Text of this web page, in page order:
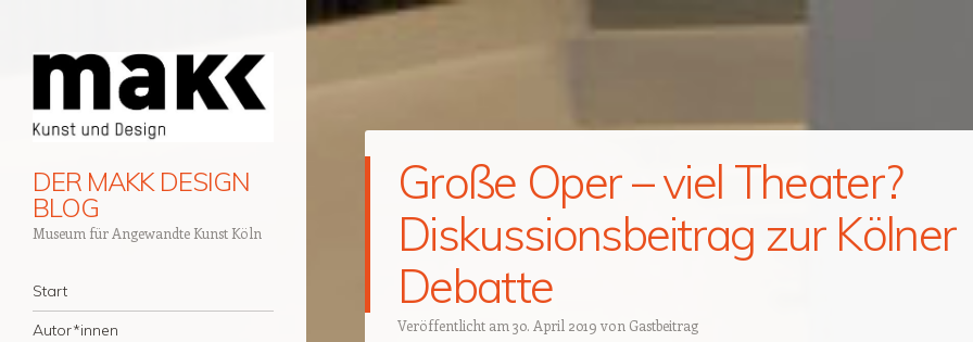
DER MAKK DESIGN
BLOG
Museum für Angewandte Kunst Köln
Navigation
Zum Inhalt springen
Start
Autor*innen
Große Oper – viel Theater?
Diskussionsbeitrag zur Kölner
Debatte
Veröffentlicht am 30. April 2019 von Gastbeitrag